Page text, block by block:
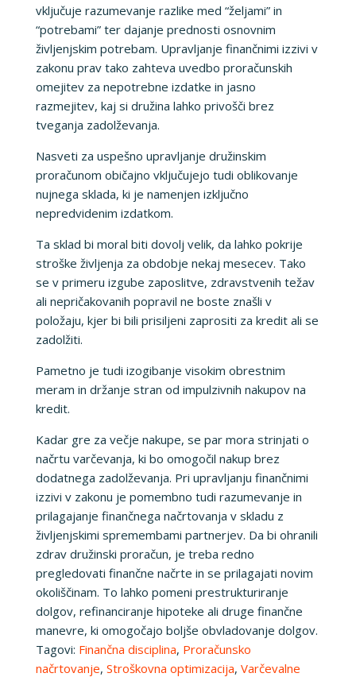
vključuje razumevanje razlike med “željami” in
“potrebami” ter dajanje prednosti osnovnim
življenjskim potrebam. Upravljanje finančnimi izzivi v
zakonu prav tako zahteva uvedbo proračunskih
omejitev za nepotrebne izdatke in jasno
razmejitev, kaj si družina lahko privošči brez
tveganja zadolževanja.
Nasveti za uspešno upravljanje družinskim
proračunom običajno vključujejo tudi oblikovanje
nujnega sklada, ki je namenjen izključno
nepredvidenim izdatkom.
Ta sklad bi moral biti dovolj velik, da lahko pokrije
stroške življenja za obdobje nekaj mesecev. Tako
se v primeru izgube zaposlitve, zdravstvenih težav
ali nepričakovanih popravil ne boste znašli v
položaju, kjer bi bili prisiljeni zaprositi za kredit ali se
zadolžiti.
Pametno je tudi izogibanje visokim obrestnim
meram in držanje stran od impulzivnih nakupov na
kredit.
Kadar gre za večje nakupe, se par mora strinjati o
načrtu varčevanja, ki bo omogočil nakup brez
dodatnega zadolževanja. Pri upravljanju finančnimi
izzivi v zakonu je pomembno tudi razumevanje in
prilagajanje finančnega načrtovanja v skladu z
življenjskimi spremembami partnerjev. Da bi ohranili
zdrav družinski proračun, je treba redno
pregledovati finančne načrte in se prilagajati novim
okoliščinam. To lahko pomeni prestrukturiranje
dolgov, refinanciranje hipoteke ali druge finančne
manevre, ki omogočajo boljše obvladovanje dolgov.
Tagovi: Finančna disciplina, Proračunsko
načrtovanje, Stroškovna optimizacija, Varčevalne